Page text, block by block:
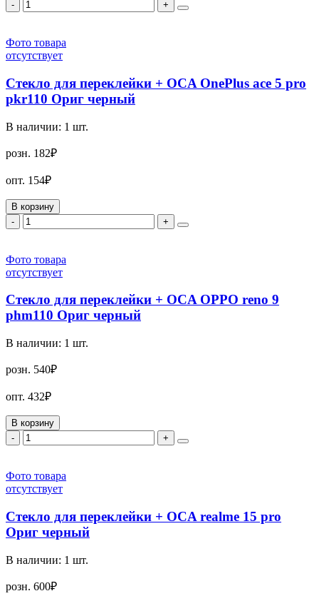
-
+
Фото товара
отсутствует
Стекло для переклейки + OCA OnePlus ace 5 pro
pkr110 Ориг черный
В наличии: 1 шт.
розн. 182₽
опт. 154₽
В корзину
-
+
Фото товара
отсутствует
Стекло для переклейки + OCA OPPO reno 9
phm110 Ориг черный
В наличии: 1 шт.
розн. 540₽
опт. 432₽
В корзину
-
+
Фото товара
отсутствует
Стекло для переклейки + OCA realme 15 pro
Ориг черный
В наличии: 1 шт.
розн. 600₽